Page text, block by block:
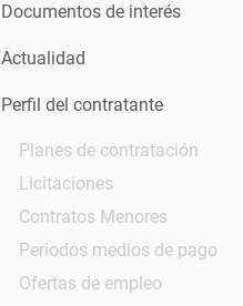
Documentos de interés
Actualidad
Perfil del contratante
Planes de contratación
Licitaciones
Contratos Menores
Periodos medios de pago
Ofertas de empleo